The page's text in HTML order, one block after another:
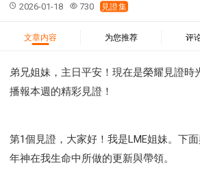
33 彌迦書
34 那鴻書 35 哈巴谷書
43 約翰福音
44 使徒行傳
45 羅馬書
46 哥林多前書
47 哥林多後書
52 帖撒羅尼迦前書
53 帖撒羅尼迦後書
54 提摩太前書
55 提摩太後書
56 提多書
2026-01-18 730 見證集
文章内容 为您推荐 评
弟兄姐妹，主日平安！現在是榮耀見證時
播報本週的精彩見證！
第1個見證，大家好！我是LME姐妹。下
年神在我生命中所做的更新與帶領。